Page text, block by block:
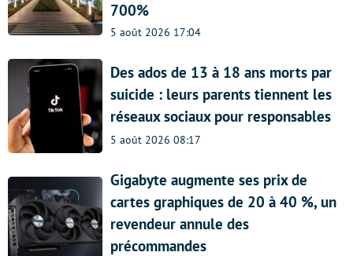
700%
5 août 2026 17:04
Des ados de 13 à 18 ans morts par
suicide : leurs parents tiennent les
réseaux sociaux pour responsables
5 août 2026 08:17
Gigabyte augmente ses prix de
cartes graphiques de 20 à 40 %, un
revendeur annule des
précommandes